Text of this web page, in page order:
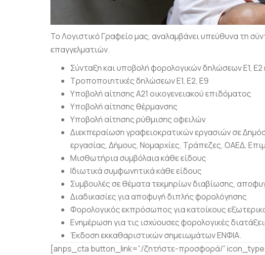
To Λογιστικό Γραφείο μας, αναλαμβάνει υπεύθυνα τη
επαγγελματιών.
Σύνταξη και υποβολή φορολογικών δηλώσεων Ε1, Ε2
Τροποποιητικές δηλώσεων Ε1, Ε2, Ε9
Υποβολή αίτησης Α21 οικογενειακού επιδόματος
Υποβολή αίτησης θέρμανσης
Υποβολή αίτησης ρύθμισης οφειλών
Διεκπεραίωση γραφειοκρατικών εργασιών σε
εργασίας, Δήμους, Νομαρχίες, Τράπεζες, ΟΑΕΔ,
Μισθωτήρια συμβόλαια κάθε είδους
Ιδιωτικά συμφωνητικά κάθε είδους
Συμβουλές σε θέματα τεκμηρίων διαβίωσης,
Διαδικασίες για αποφυγή διπλής φορολόγησης
Φορολογικός εκπρόσωπος για κατοίκους
Ενημέρωση για τις ισχύουσες φορολογικές
Έκδοση εκκαθαριστικών σημειωμάτων ΕΝΦΙΑ.
[anps_cta button_link=”./ζητήστε-προσφορά/”